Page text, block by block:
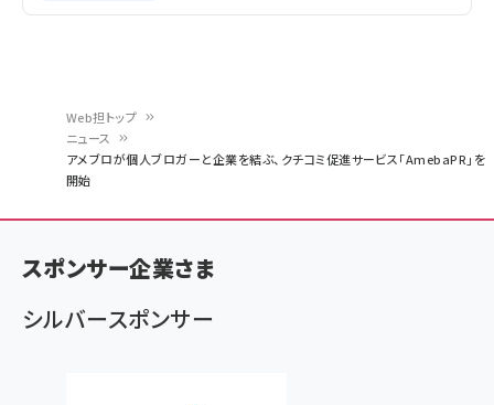
く
ず
Web担トップ
ニュース
アメブロが個人ブロガーと企業を結ぶ、クチコミ促進サービス「AmebaPR」を
開始
スポンサー企業さま
シルバースポンサー